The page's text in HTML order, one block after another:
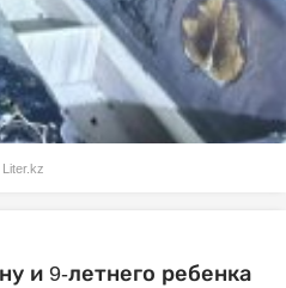
и 9-летнего ребенка